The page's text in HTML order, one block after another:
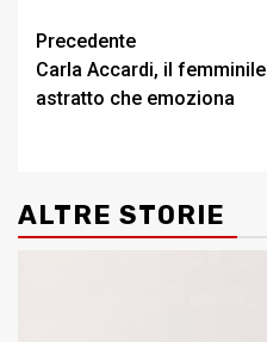
Post
navigation
Precedente
Carla Accardi, il femminile
astratto che emoziona
ALTRE STORIE